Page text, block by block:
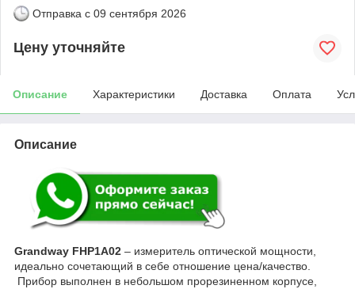
Отправка с 09 сентября 2026
Цену уточняйте
Описание Характеристики Доставка Оплата
Описание
Grandway FHP1A02 – измеритель оптической мощности,
идеально сочетающий в себе отношение цена/качество.
Прибор выполнен в небольшом прорезиненном корпусе,